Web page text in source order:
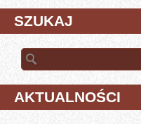
SZUKAJ
Szukaj:
AKTUALNOŚCI